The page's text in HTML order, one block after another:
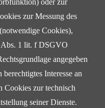
oder zur
zur Messung des
Cookies),
1 lit. f DSGVO
angegeben
Interesse an
Cookies zurtechnisch
seiner Dienste.